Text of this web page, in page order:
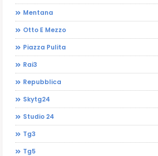
Mentana
Otto E Mezzo
Piazza Pulita
Rai3
Repubblica
Skytg24
Studio 24
Tg3
Tg5